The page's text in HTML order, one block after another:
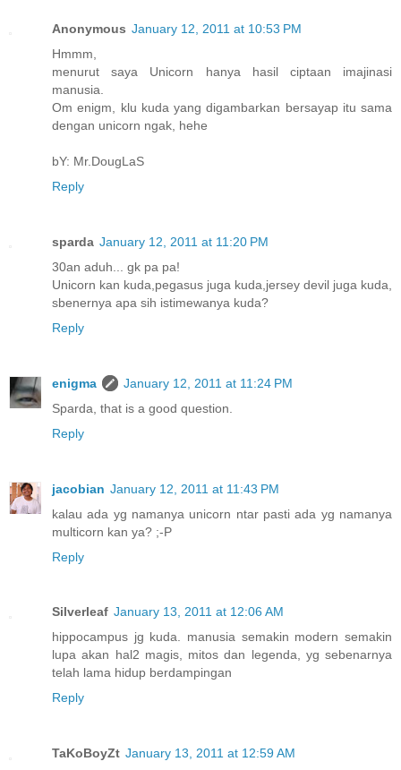
Anonymous January 12, 2011 at 10:53 PM
Hmmm,
menurut saya Unicorn hanya hasil ciptaan imajinasi
manusia.
Om enigm, klu kuda yang digambarkan bersayap itu sama
dengan unicorn ngak, hehe
bY: Mr.DougLaS
Reply
sparda January 12, 2011 at 11:20 PM
30an aduh... gk pa pa!
Unicorn kan kuda,pegasus juga kuda,jersey devil juga kuda,
sbenernya apa sih istimewanya kuda?
Reply
enigma
January 12, 2011 at 11:24 PM
Sparda, that is a good question.
Reply
jacobian January 12, 2011 at 11:43 PM
kalau ada yg namanya unicorn ntar pasti ada yg namanya
multicorn kan ya? ;-P
Reply
Silverleaf January 13, 2011 at 12:06 AM
hippocampus jg kuda. manusia semakin modern semakin
lupa akan hal2 magis, mitos dan legenda, yg sebenarnya
telah lama hidup berdampingan
Reply
TaKoBoyZt January 13, 2011 at 12:59 AM